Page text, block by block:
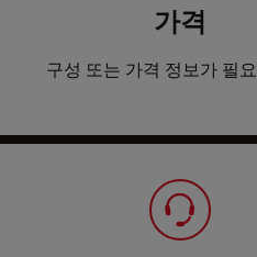
가격
구성 또는 가격 정보가 필